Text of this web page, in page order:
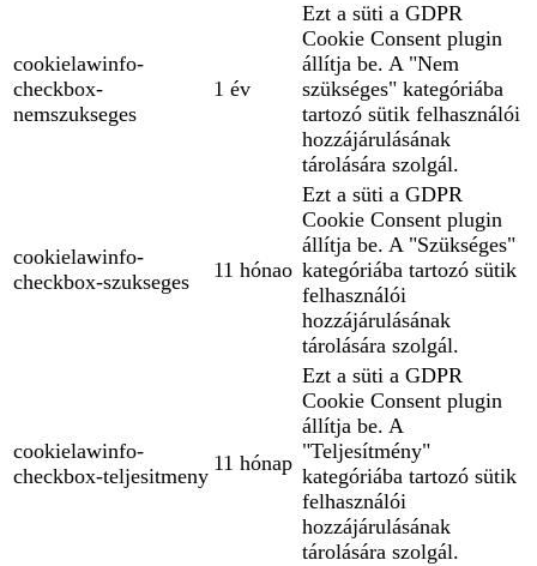
cookielawinfo-
checkbox-
nemszukseges
1 év
Ezt a süti a GDPR
Cookie Consent plugin
állítja be. A "Nem
szükséges" kategóriába
tartozó sütik felhasználói
hozzájárulásának
tárolására szolgál.
cookielawinfo-
checkbox-szukseges
11 hónao
Ezt a süti a GDPR
Cookie Consent plugin
állítja be. A "Szükséges"
kategóriába tartozó sütik
felhasználói
hozzájárulásának
tárolására szolgál.
cookielawinfo-
checkbox-teljesitmeny
11 hónap
Ezt a süti a GDPR
Cookie Consent plugin
állítja be. A
"Teljesítmény"
kategóriába tartozó sütik
felhasználói
hozzájárulásának
tárolására szolgál.